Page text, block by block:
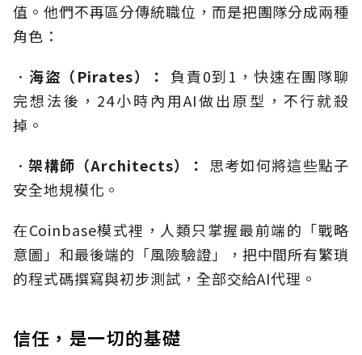
值。他們不再區分傳統職位，而是把團隊分成兩種
角色：
． 海盜（Pirates）：
負責0到1，快速在團隊聊
完想法後，24小時內用AI做出原型，不行就殺
掉。
．架構師（Architects）： 思考如何將這些點子
安全地規模化。
在Coinbase模式裡，人類只掌握最前端的「戰略
意圖」和最後端的「風險驗證」，把中間所有繁瑣
的程式碼撰寫與初步測試，全部交給AI代理。
信任，是一切的基礎